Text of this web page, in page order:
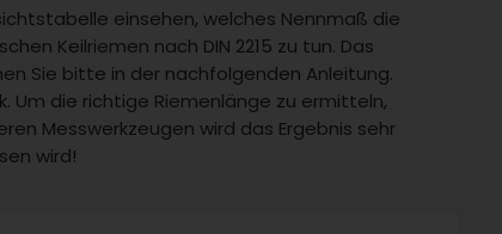
einsehen, welches Nennmaß die
Keilriemen nach DIN 2215 zu tun. Das
Sie bitte in der nachfolgenden Anleitung.
Um die richtige Riemenlänge zu ermitteln,
Messwerkzeugen wird das Ergebnis sehr
wird!